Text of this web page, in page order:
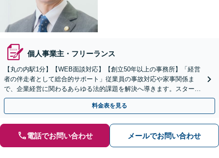
個人事業主・フリーランス
【丸の内駅1分】【WEB面談対応】【創立50年以上の事務所】「経営
者の伴走者として総合的サポート」従業員の事故対応や家事関係ま
で、企業経営に関わるあらゆる法的課題を解決へ導きます。スタート
アップから中小企業まで幅広く対応【休日・夜間相談可】
料金表を見る
電話でお問い合わせ メールでお問い合わせ